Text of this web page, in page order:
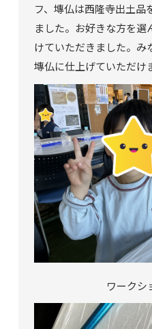
フ、塼仏は西隆寺出土品
ました。お好きな方を
けていただきました。み
塼仏に仕上げていただけ
ワークシ